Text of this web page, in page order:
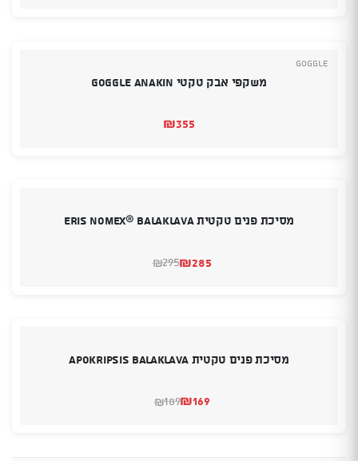
Goggle
משקפי אבק טקטי GOGGLE ANAKIN
₪355
מסיכת פנים טקטית Eris Nomex® Balaklava
₪295
המחיר₪285
המחיר
מסיכת פנים טקטית Apokripsis Balaklava
₪189
המחיר₪169
המחיר